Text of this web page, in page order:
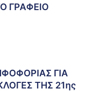
ΓΡΑΦΕΙΟ
ΓΙΑ
ΤΗΣ 21ης